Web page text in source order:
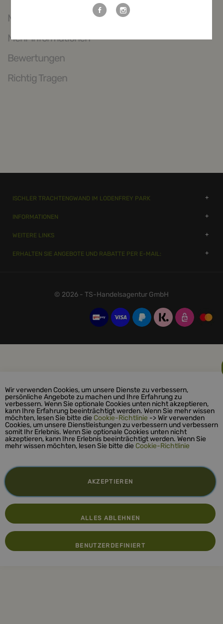
Maßtabelle
Mehr Informationen
Bewertungen
Richtig Tragen
ISCHLER TRACHTENGWAND IM LODENFREY PARK
INFORMATIONEN
WEITERE LINKS
ERHALTEN SIE ANGEBOTE UND RABATTE PER E-MAIL:
© 2026 - TS-Handelsagentur GmbH
Wir verwenden Cookies, um unsere Dienste zu verbessern,
persönliche Angebote zu machen und Ihre Erfahrung zu
verbessern. Wenn Sie optionale Cookies unten nicht akzeptieren,
kann Ihre Erfahrung beeinträchtigt werden. Wenn Sie mehr wissen
möchten, lesen Sie bitte die Cookie-Richtlinie -> Wir verwenden
Cookies, um unsere Dienstleistungen zu verbessern und verbessern
somit Ihr Erlebnis. Wenn Sie optionale Cookies unten nicht
akzeptieren, kann Ihre Erlebnis beeinträchtigt werden. Wenn Sie
mehr wissen möchten, lesen Sie bitte die Cookie-Richtlinie
AKZEPTIEREN
BENUTZERDEFINIERT
ALLES ABLEHNEN